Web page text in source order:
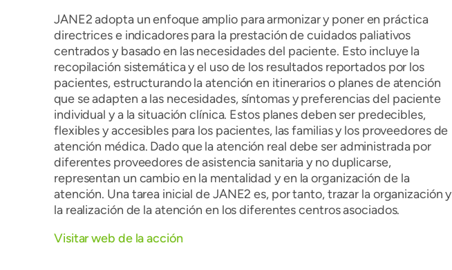
JANE2 adopta un enfoque amplio para armonizar y poner en práctica
directrices e indicadores para la prestación de cuidados paliativos
centrados y basado en las necesidades del paciente. Esto incluye la
recopilación sistemática y el uso de los resultados reportados por los
pacientes, estructurando la atención en itinerarios o planes de atención
que se adapten a las necesidades, síntomas y preferencias del paciente
individual y a la situación clínica. Estos planes deben ser predecibles,
flexibles y accesibles para los pacientes, las familias y los proveedores de
atención médica. Dado que la atención real debe ser administrada por
diferentes proveedores de asistencia sanitaria y no duplicarse,
representan un cambio en la mentalidad y en la organización de la
atención. Una tarea inicial de JANE2 es, por tanto, trazar la organización y
la realización de la atención en los diferentes centros asociados.
Visitar web de la acción